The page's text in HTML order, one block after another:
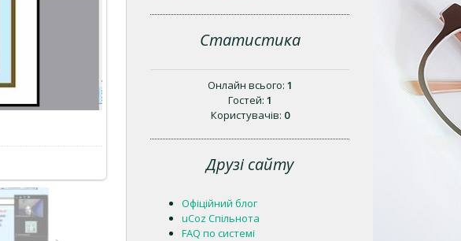
Статистика
Онлайн всього: 1
Гостей: 1
Користувачів: 0
Друзі сайту
Офіційний блог
uCoz Спільнота
FAQ по системі